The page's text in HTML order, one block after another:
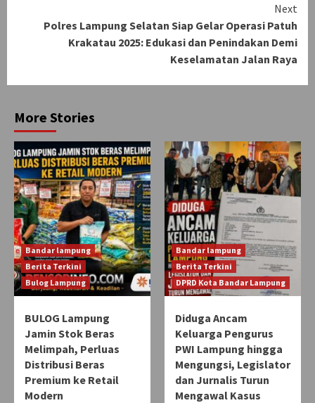
Next
Polres Lampung Selatan Siap Gelar Operasi Patuh
Krakatau 2025: Edukasi dan Penindakan Demi
Keselamatan Jalan Raya
More Stories
Bandar lampung
Berita Terkini
Bulog Lampung
BULOG Lampung
Jamin Stok Beras
Melimpah, Perluas
Distribusi Beras
Premium ke Retail
Modern
Bandar lampung
Berita Terkini
DPRD Kota Bandar Lampung
Diduga Ancam
Keluarga Pengurus
PWI Lampung hingga
Mengungsi, Legislator
dan Jurnalis Turun
Mengawal Kasus